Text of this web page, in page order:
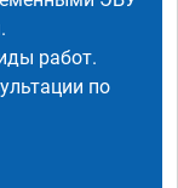
работ.
по